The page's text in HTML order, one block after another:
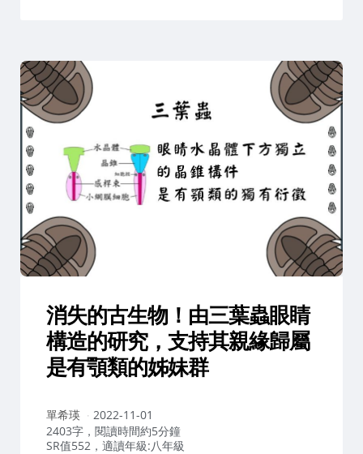
消失的古生物！由三葉蟲眼睛
構造的研究，支持其親緣歸屬
是有顎類的姊妹群
作
者：
單希瑛
2022-11-01
2403字，閱讀時間約5分鐘
SR值552，適讀年級:八年級